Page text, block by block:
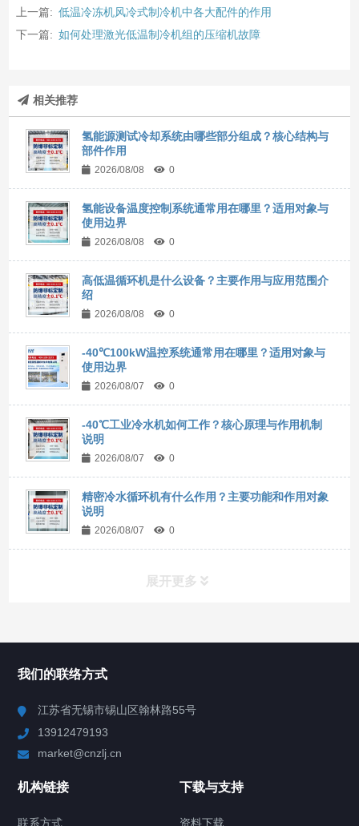
上一篇: 低温冷冻机风冷式制冷机中各大配件的作用
下一篇: 如何处理激光低温制冷机组的压缩机故障
相关推荐
氢能源测试冷却系统由哪些部分组成？核心结构与
部件作用
2026/08/08 0
氢能设备温度控制系统通常用在哪里？适用对象与
使用边界
2026/08/08 0
高低温循环机是什么设备？主要作用与应用范围介
绍
2026/08/08 0
-40℃100kW温控系统通常用在哪里？适用对象与
使用边界
2026/08/07 0
-40℃工业冷水机如何工作？核心原理与作用机制
说明
2026/08/07 0
精密冷水循环机有什么作用？主要功能和作用对象
说明
2026/08/07 0
展开更多
Chiller高精度制冷循环器
TCU温度控制单元
我们的联络方式
江苏省无锡市锡山区翰林路55号
13912479193
market@cnzlj.cn
机构链接
联系方式
下载与支持
资料下载